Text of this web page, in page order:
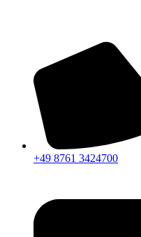
+49 8761 3424700